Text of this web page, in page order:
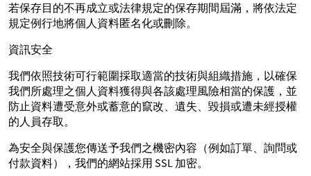
若保存目的不再成立或法律規定的保存期間屆滿，將依法定
規定例行地將個人資料匿名化或刪除。
資訊安全
我們依照技術可行範圍採取適當的技術與組織措施，以確保
我們所處理之個人資料獲得與各該處理風險相當的保護，並
防止資料遭受意外或蓄意的竄改、遺失、毀損或遭未經授權
的人員存取。
為安全與保護您傳送予我們之機密內容（例如訂單、詢問或
付款資料），我們的網站採用 SSL 加密。